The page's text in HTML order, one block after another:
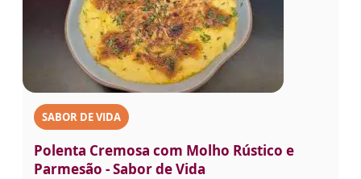
SABOR DE VIDA
Polenta Cremosa com Molho Rústico e
Parmesão - Sabor de Vida